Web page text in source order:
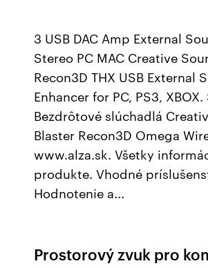
3 USB DAC Amp External
Stereo PC MAC Creative
Recon3D THX USB External
Enhancer for PC, PS3,
Bezdrôtové slúchadlá
Blaster Recon3D Omega
www.alza.sk. Všetky
produkte. Vhodné
Hodnotenie a...
Prostorový zvuk pro